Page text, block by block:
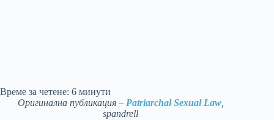
Време за четене: 6 минути
Оригинална публикация – Patriarchal Sexual Law,
spandrell